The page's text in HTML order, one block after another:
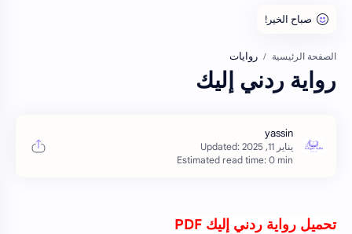
الصفحة الرئيسية روايات
رواية ردني إليك
Estimated read time: 0 min
تحميل رواية ردني إليك PDF